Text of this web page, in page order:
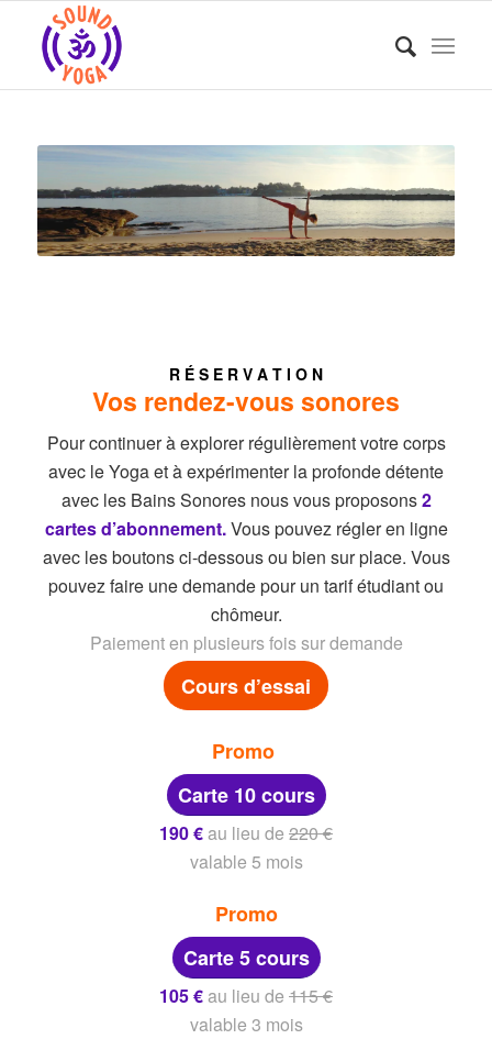
R É S E R V A T I O N
Vos rendez-vous sonores
Pour continuer à explorer régulièrement votre corps
avec le Yoga et à expérimenter la profonde détente
avec les Bains Sonores nous vous proposons2
cartes d’abonnement.Vous pouvez régler en ligne
avec les boutons ci-dessous ou bien sur place. Vous
pouvez faire une demande pour un tarif étudiant ou
chômeur.
Paiement en plusieurs fois sur demande
Cours d’essai
Promo
Carte 10 cours
190 €au lieu de 220 €
valable 5 mois
Promo
Carte 5 cours
105 €au lieu de 115 €
valable 3 mois